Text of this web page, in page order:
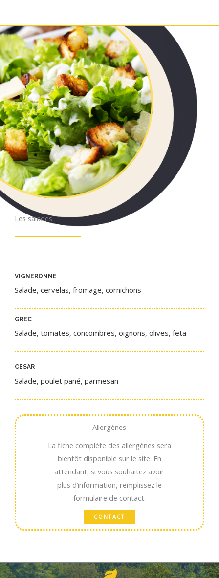
Les salades
VIGNERONNE
Salade, cervelas, fromage, cornichons
GREC
Salade, tomates, concombres, oignons, olives, feta
CESAR​
Salade, poulet pané, parmesan
Allergènes
La fiche complète des allergènes sera
bientôt disponible sur le site. En
attendant, si vous souhaitez avoir
plus d’information, remplissez le
formulaire de contact.
CONTACT